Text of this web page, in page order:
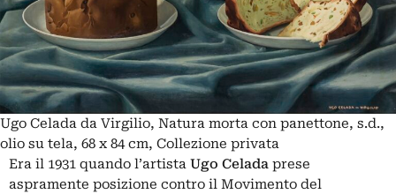
Ugo Celada da Virgilio, Natura morta con panettone, s.d.,
olio su tela, 68 x 84 cm, Collezione privata
Era il 1931 quando l’artista Ugo Celada prese
aspramente posizione contro il Movimento del